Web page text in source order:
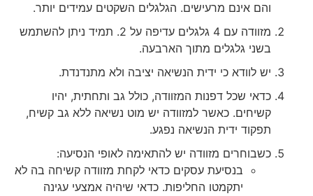
והם אינם מרעישים. הגלגלים השקטים עמידים יותר.
מזוודה עם 4 גלגלים עדיפה על 2. תמיד ניתן להשתמש
בשני גלגלים מתוך הארבעה.
יש לוודא כי ידית הנשיאה יציבה ולא מתנדנדת.
כדאי שכל דפנות המזוודה, כולל גב ותחתית, יהיו
קשיחים. כאשר למזוודה יש מוט נשיאה ללא גב קשיח,
תפקוד ידית הנשיאה נפגע.
כשבוחרים מזוודה יש להתאימה לאופי הנסיעה:
בנסיעת עסקים כדאי לקחת מזוודה קשיחה בה לא
יתקמטו החליפות. כדאי שיהיה אמצעי עגינה